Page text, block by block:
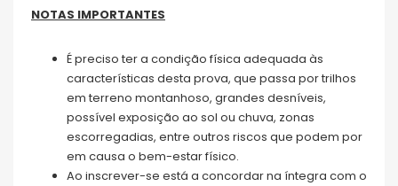
NOTAS IMPORTANTES
É preciso ter a condição física adequada às
características desta prova, que passa por trilhos
em terreno montanhoso, grandes desníveis,
possível exposição ao sol ou chuva, zonas
escorregadias, entre outros riscos que podem por
em causa o bem-estar físico.
Ao inscrever-se está a concordar na íntegra com o